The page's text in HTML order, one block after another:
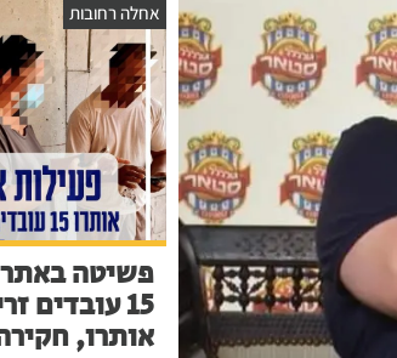
אחלה רחובות
פשיטה באתר
15 עובדים
אותרו,